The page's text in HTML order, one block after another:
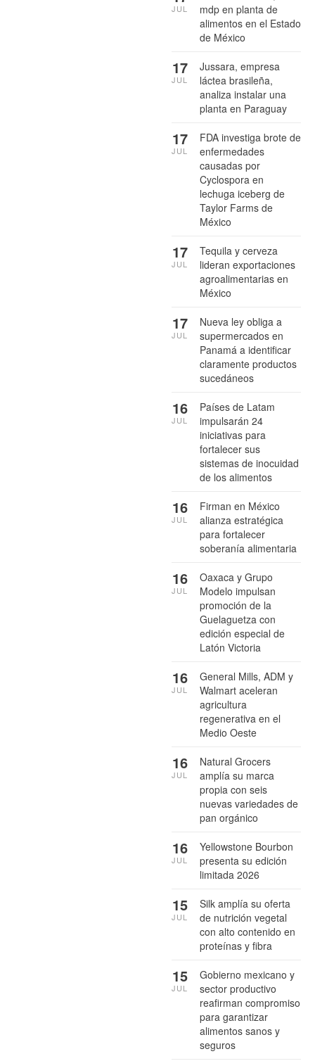
mdp en planta de
alimentos en el Estado
de México
JUL
Jussara, empresa
láctea brasileña,
analiza instalar una
planta en Paraguay
17
JUL
FDA investiga brote de
enfermedades
causadas por
Cyclospora en
lechuga iceberg de
Taylor Farms de
México
17
JUL
Tequila y cerveza
lideran exportaciones
agroalimentarias en
México
17
JUL
Nueva ley obliga a
supermercados en
Panamá a identificar
claramente productos
sucedáneos
17
JUL
Países de Latam
impulsarán 24
iniciativas para
fortalecer sus
sistemas de inocuidad
de los alimentos
16
JUL
Firman en México
alianza estratégica
para fortalecer
soberanía alimentaria
16
JUL
Oaxaca y Grupo
Modelo impulsan
promoción de la
Guelaguetza con
edición especial de
Latón Victoria
16
JUL
General Mills, ADM y
Walmart aceleran
agricultura
regenerativa en el
Medio Oeste
16
JUL
Natural Grocers
amplía su marca
propia con seis
nuevas variedades de
pan orgánico
16
JUL
Yellowstone Bourbon
presenta su edición
limitada 2026
16
JUL
Silk amplía su oferta
de nutrición vegetal
con alto contenido en
proteínas y fibra
15
JUL
Gobierno mexicano y
sector productivo
reafirman compromiso
para garantizar
alimentos sanos y
seguros
15
JUL